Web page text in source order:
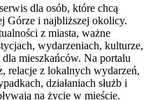
dla osób, które chcą
Górze i najbliższej okolicy.
z miasta, ważne
wydarzeniach, kulturze,
mieszkańców. Na portalu
relacje z lokalnych wydarzeń,
działaniach służb i
na życie w mieście.